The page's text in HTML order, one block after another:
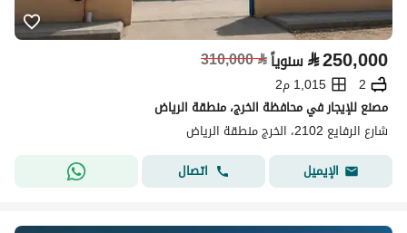
⃁250,000 سنوياً⃁
310,000
2
1,015 م2
مصنع للإيجار في محافظة الخرج، منطقة الرياض
شارع الرفايع 2102، الخرج منطقة الرياض
الإيميل
اتصال